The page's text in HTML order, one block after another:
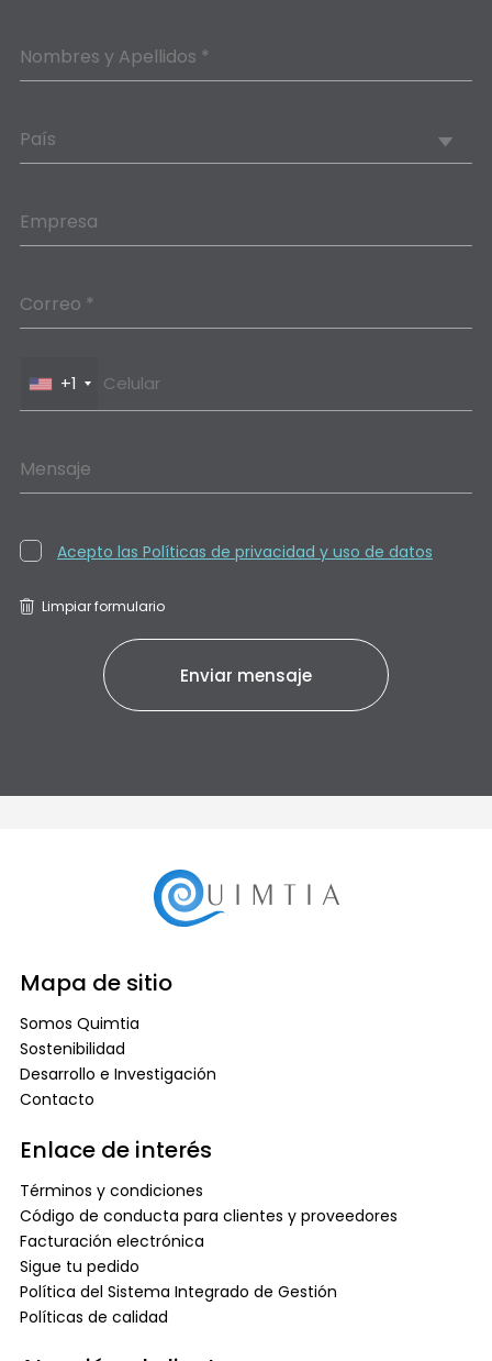
Nombres y Apellidos *
País
Empresa
Correo *
+1
Mensaje
Acepto las Políticas de privacidad y uso de datos
Limpiar formulario
Mapa de sitio
Somos Quimtia
Sostenibilidad
Desarrollo e Investigación
Contacto
Enlace de interés
Términos y condiciones
Código de conducta para clientes y proveedores
Facturación electrónica
Sigue tu pedido
Política del Sistema Integrado de Gestión
Políticas de calidad